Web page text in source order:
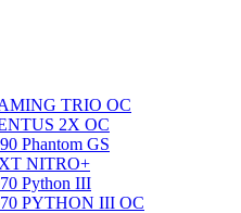
TRIO OC
2X OC
Phantom GS
XT NITRO+
Python III
PYTHON III OC